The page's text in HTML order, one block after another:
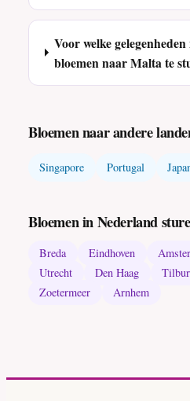
Voor welke
bloemen naar Malta te
Bloemen naar andere
Singapore Portugal
Bloemen in Nederland
Breda Eindhoven
Utrecht
Den Haag
Zoetermeer
Arnhem